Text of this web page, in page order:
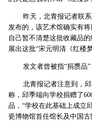
昨天，北青报记者联系
发布的，该艺术馆确实有
自己暂不清楚这批收藏品
展出这批“宋元明清《红楼
发文者曾被指“捐赝品”
北青报记者注意到，邱季
称，邱季端向学校捐赠了
品，“学校在此基础上成立
瓷博物馆首任馆长及中国